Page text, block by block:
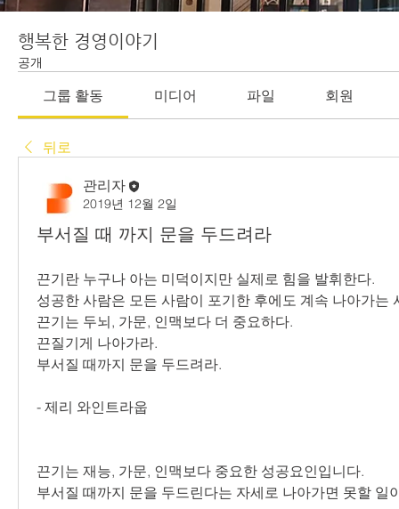
행복한 경영이야기
공개
그룹 활동 미디어 파일 회원
뒤로
관리자
2019년 12월 2일
부서질 때 까지 문을 두드려라
끈기란 누구나 아는 미덕이지만 실제로 힘을 발휘한다.
성공한 사람은 모든 사람이 포기한 후에도 계속 나아가는
끈기는 두뇌, 가문, 인맥보다 더 중요하다.
끈질기게 나아가라.
부서질 때까지 문을 두드려라.
- 제리 와인트라웁
끈기는 재능, 가문, 인맥보다 중요한 성공요인입니다.
부서질 때까지 문을 두드린다는 자세로 나아가면 못할 일